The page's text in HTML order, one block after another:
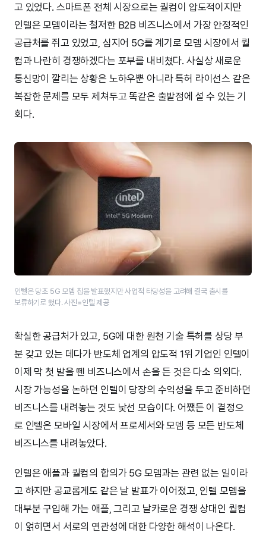
고 있었다. 스마트폰 전체 시장으로는 퀄컴이 압도적이지만
인텔은 모뎀이라는 철저한 B2B 비즈니스에서 가장 안정적인
공급처를 쥐고 있었고, 심지어 5G를 계기로 모뎀 시장에서 퀄
컴과 나란히 경쟁하겠다는 포부를 내비쳤다. 사실상 새로운
통신망이 깔리는 상황은 노하우뿐 아니라 특허 라이선스 같은
복잡한 문제를 모두 제쳐두고 똑같은 출발점에 설 수 있는 기
회다.
인텔은 당초 5G 모뎀 칩을 발표했지만 사업적 타당성을 고려해 결국 출시를
보류하기로 했다. 사진=인텔 제공
확실한 공급처가 있고, 5G에 대한 원천 기술 특허를 상당 부
분 갖고 있는 데다가 반도체 업계의 압도적 1위 기업인 인텔이
이제 막 첫 발을 뗀 비즈니스에서 손을 든 것은 다소 의외다.
시장 가능성을 논하던 인텔이 당장의 수익성을 두고 준비하던
비즈니스를 내려놓는 것도 낯선 모습이다. 어쨌든 이 결정으
로 인텔은 모바일 시장에서 프로세서와 모뎀 등 모든 반도체
비즈니스를 내려놓았다.
인텔은 애플과 퀄컴의 합의가 5G 모뎀과는 관련 없는 일이라
고 하지만 공교롭게도 같은 날 발표가 이어졌고, 인텔 모뎀을
대부분 구입해 가는 애플, 그리고 날카로운 경쟁 상대인 퀄컴
이 얽히면서 서로의 연관성에 대한 다양한 해석이 나온다.